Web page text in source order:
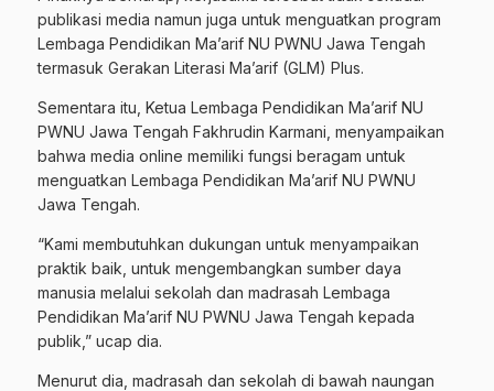
publikasi media namun juga untuk menguatkan program
Lembaga Pendidikan Ma’arif NU PWNU Jawa Tengah
termasuk Gerakan Literasi Ma’arif (GLM) Plus.
Sementara itu, Ketua Lembaga Pendidikan Ma’arif NU
PWNU Jawa Tengah Fakhrudin Karmani, menyampaikan
bahwa media online memiliki fungsi beragam untuk
menguatkan Lembaga Pendidikan Ma’arif NU PWNU
Jawa Tengah.
“Kami membutuhkan dukungan untuk menyampaikan
praktik baik, untuk mengembangkan sumber daya
manusia melalui sekolah dan madrasah Lembaga
Pendidikan Ma’arif NU PWNU Jawa Tengah kepada
publik,” ucap dia.
Menurut dia, madrasah dan sekolah di bawah naungan